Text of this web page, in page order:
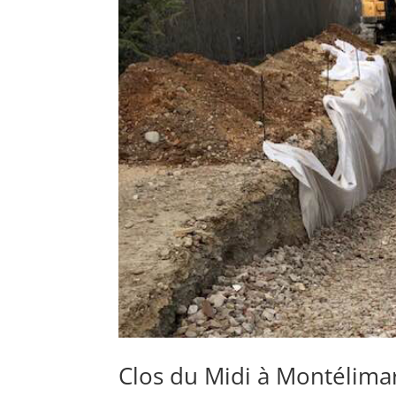
Clos du Midi à